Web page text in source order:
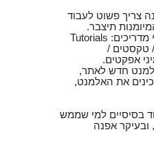
צריך פשוט לעבוד
תיצבר.
ברשת קיימים מאות אם לא אלפי מדריכים: Tutorials
/ טקסטים /
אפקטים.
חדש לאתר,
את האלמנט,
בסיסיים למי שממש
אפנה